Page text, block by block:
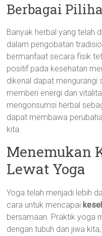
Berbagai
Banyak herbal yang telah
dalam pengobatan
bermanfaat secara fisik
positif pada kesehatan
dikenal dapat mengurangi
memberi energi dan
mengonsumsi herbal
dapat membawa
kita.
Menemukan
Lewat Yoga
Yoga telah menjadi lebih
cara untuk mencapai
bersamaan. Praktik yoga
dengan tubuh dan jiwa